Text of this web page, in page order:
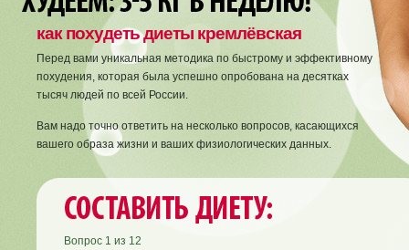
как похудеть диеты кремлёвская
Перед вами уникальная методика по быстрому и эффективному
похудения, которая была успешно опробована на десятках
тысяч людей по всей России.
Вам надо точно ответить на несколько вопросов, касающихся
вашего образа жизни и ваших физиологических данных.
Вопрос 1 из 12